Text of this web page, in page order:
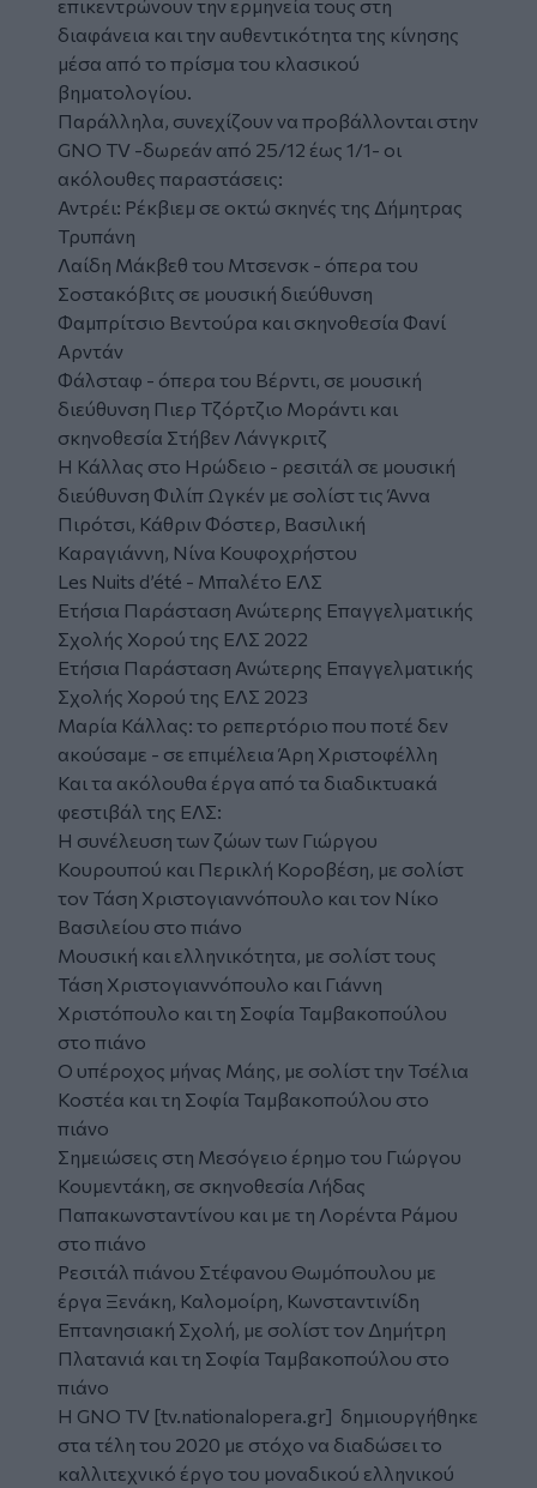
επικεντρώνουν την ερμηνεία τους στη
διαφάνεια και την αυθεντικότητα της κίνησης
μέσα από το πρίσμα του κλασικού
βηματολογίου.
Παράλληλα, συνεχίζουν να προβάλλονται στην
GNO TV -δωρεάν από 25/12 έως 1/1- οι
ακόλουθες παραστάσεις:
Αντρέι: Ρέκβιεμ σε οκτώ σκηνές της Δήμητρας
Τρυπάνη
Λαίδη Μάκβεθ του Μτσενσκ - όπερα του
Σοστακόβιτς σε μουσική διεύθυνση
Φαμπρίτσιο Βεντούρα και σκηνοθεσία Φανί
Αρντάν
Φάλσταφ - όπερα του Βέρντι, σε μουσική
διεύθυνση Πιερ Τζόρτζιο Μοράντι και
σκηνοθεσία Στήβεν Λάνγκριτζ
Η Κάλλας στο Ηρώδειο - ρεσιτάλ σε μουσική
διεύθυνση Φιλίπ Ωγκέν με σολίστ τις Άννα
Πιρότσι, Κάθριν Φόστερ, Βασιλική
Καραγιάννη, Νίνα Κουφοχρήστου
Les Nuits d’été - Μπαλέτο ΕΛΣ
Ετήσια Παράσταση Ανώτερης Επαγγελματικής
Σχολής Χορού της ΕΛΣ 2022
Ετήσια Παράσταση Ανώτερης Επαγγελματικής
Σχολής Χορού της ΕΛΣ 2023
Μαρία Κάλλας: το ρεπερτόριο που ποτέ δεν
ακούσαμε - σε επιμέλεια Άρη Χριστοφέλλη
Και τα ακόλουθα έργα από τα διαδικτυακά
φεστιβάλ της ΕΛΣ:
Η συνέλευση των ζώων των Γιώργου
Κουρουπού και Περικλή Κοροβέση, με σολίστ
τον Τάση Χριστογιαννόπουλο και τον Νίκο
Βασιλείου στο πιάνο
Μουσική και ελληνικότητα, με σολίστ τους
Τάση Χριστογιαννόπουλο και Γιάννη
Χριστόπουλο και τη Σοφία Ταμβακοπούλου
στο πιάνο
Ο υπέροχος μήνας Μάης, με σολίστ την Τσέλια
Κοστέα και τη Σοφία Ταμβακοπούλου στο
πιάνο
Σημειώσεις στη Μεσόγειο έρημο του Γιώργου
Κουμεντάκη, σε σκηνοθεσία Λήδας
Παπακωνσταντίνου και με τη Λορέντα Ράμου
στο πιάνο
Ρεσιτάλ πιάνου Στέφανου Θωμόπουλου με
έργα Ξενάκη, Καλομοίρη, Κωνσταντινίδη
Επτανησιακή Σχολή, με σολίστ τον Δημήτρη
Πλατανιά και τη Σοφία Ταμβακοπούλου στο
πιάνο
H GNO TV [tv.nationalopera.gr] δημιουργήθηκε
στα τέλη του 2020 με στόχο να διαδώσει το
καλλιτεχνικό έργο του μοναδικού ελληνικού